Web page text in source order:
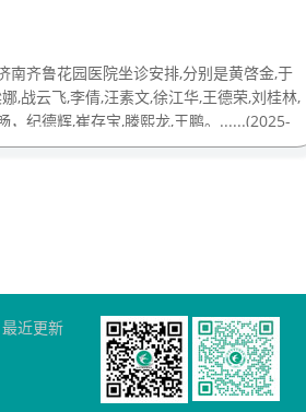
南齐鲁花园医院坐诊安排,分别是黄啓金,于
,战云飞,李倩,汪素文,徐江华,王德荣,刘桂林,
，纪德辉,崔存宝,滕熙龙,王鹏。......(2025-
最近更新